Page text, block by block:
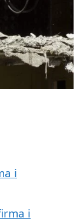
i
i